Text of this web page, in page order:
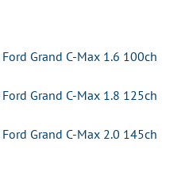
Grand C-Max 1.6 100ch
Grand C-Max 1.8 125ch
Grand C-Max 2.0 145ch